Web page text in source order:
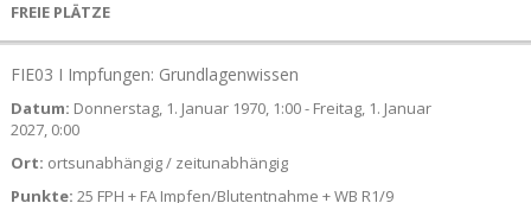
FREIE PLÄTZE
FIE03 I Impfungen: Grundlagenwissen
Datum: Donnerstag, 1. Januar 1970, 1:00 - Freitag, 1. Januar
2027, 0:00
Ort: ortsunabhängig / zeitunabhängig
Punkte: 25 FPH + FA Impfen/Blutentnahme + WB R1/9